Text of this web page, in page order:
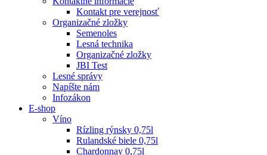
Kontakt pre verejnosť
Organizačné zložky
Semenoles
Lesná technika
Organizačné zložky
JBI Test
Lesné správy
Napíšte nám
Infozákon
E-shop
Víno
Rízling rýnsky 0,75l
Rulandské biele 0,75l
Chardonnay 0,75l